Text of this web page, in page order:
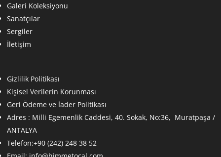
Galeri Koleksiyonu
Sanatçılar
Sergiler
İletişim
Gizlilik Politikası
Kişisel Verilerin Korunması
Geri Ödeme ve İader Politikası
Adres : Milli Egemenlik Caddesi, 40. Sokak, No:36, Muratpaşa /
ANTALYA
Telefon:+90 (242) 248 38 52